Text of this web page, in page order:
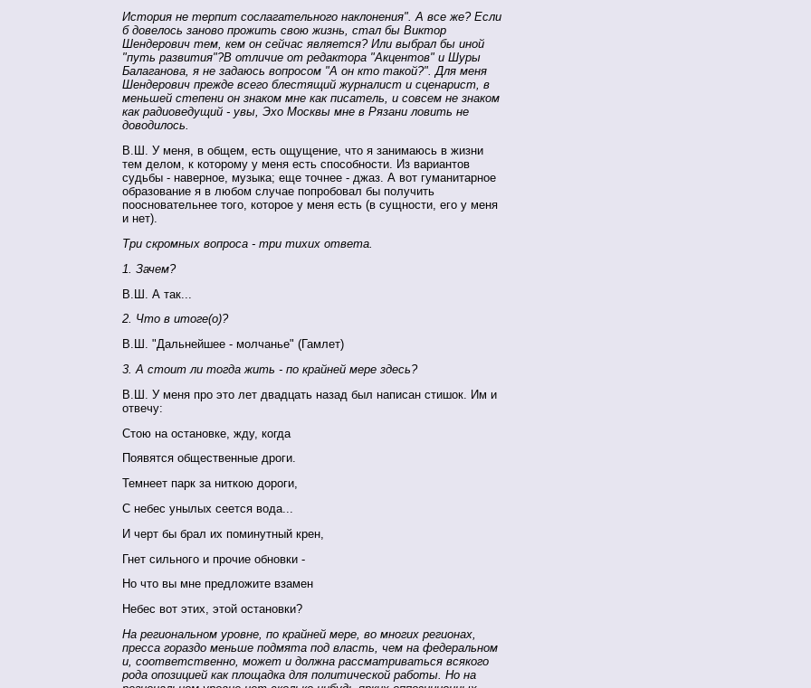
История не терпит сослагательного наклонения". А все же? Если
б довелось заново прожить свою жизнь, стал бы Виктор
Шендерович тем, кем он сейчас является? Или выбрал бы иной
"путь развития"?В отличие от редактора "Акцентов" и Шуры
Балаганова, я не задаюсь вопросом "А он кто такой?". Для меня
Шендерович прежде всего блестящий журналист и сценарист, в
меньшей степени он знаком мне как писатель, и совсем не знаком
как радиоведущий - увы, Эхо Москвы мне в Рязани ловить не
доводилось.
В.Ш. У меня, в общем, есть ощущение, что я занимаюсь в жизни
тем делом, к которому у меня есть способности. Из вариантов
судьбы - наверное, музыка; еще точнее - джаз. А вот гуманитарное
образование я в любом случае попробовал бы получить
поосновательнее того, которое у меня есть (в сущности, его у меня
и нет).
Три скромных вопроса - три тихих ответа.
1. Зачем?
В.Ш. А так...
2. Что в итоге(о)?
В.Ш. "Дальнейшее - молчанье" (Гамлет)
3. А стоит ли тогда жить - по крайней мере здесь?
В.Ш. У меня про это лет двадцать назад был написан стишок. Им и
отвечу:
Стою на остановке, жду, когда
Появятся общественные дроги.
Темнеет парк за ниткою дороги,
С небес унылых сеется вода...
И черт бы брал их поминутный крен,
Гнет сильного и прочие обновки -
Но что вы мне предложите взамен
Небес вот этих, этой остановки?
На региональном уровне, по крайней мере, во многих регионах,
пресса гораздо меньше подмята под власть, чем на федеральном
и, соответственно, может и должна рассматриваться всякого
рода опозицией как площадка для политической работы. Но на